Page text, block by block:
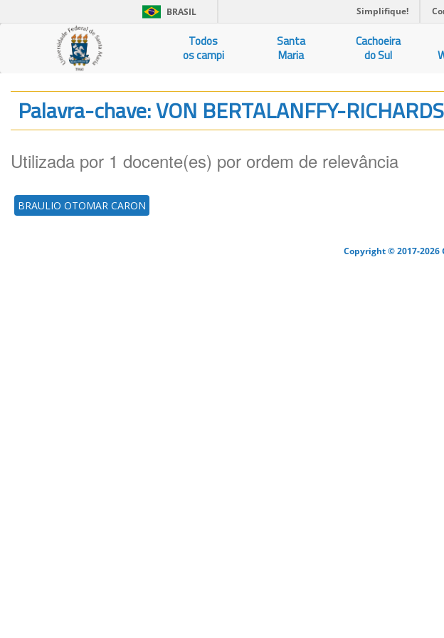
BRASIL Simplifique!
Todos
os campi
Santa
Maria
Cachoeira
do Sul
Palavra-chave: VON BERTALANFFY-
Utilizada por 1 docente(es) por ordem de relevância
BRAULIO OTOMAR CARON
Copyright © 2017-2026